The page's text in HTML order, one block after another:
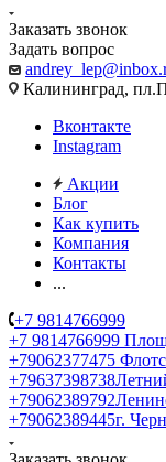
Заказать звонок
Задать вопрос
Калининград,
Вконтакте
Instagram
Акции
Блог
Как купить
Компания
Контакты
...
+7 9814766999
+7 9814766999
+79062377475
+79637398738
+79062389792
+79062389445г.